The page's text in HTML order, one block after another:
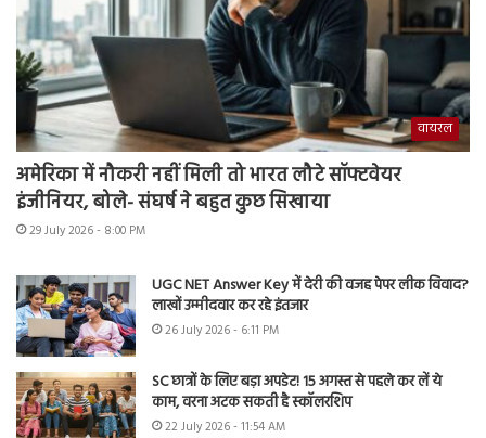
वायरल
अमेरिका में नौकरी नहीं मिली तो भारत लौटे सॉफ्टवेयर
इंजीनियर, बोले- संघर्ष ने बहुत कुछ सिखाया
29 July 2026 - 8:00 PM
UGC NET Answer Key में देरी की वजह पेपर लीक विवाद?
लाखों उम्मीदवार कर रहे इंतजार
26 July 2026 - 6:11 PM
SC छात्रों के लिए बड़ा अपडेट! 15 अगस्त से पहले कर लें ये
काम, वरना अटक सकती है स्कॉलरशिप
22 July 2026 - 11:54 AM